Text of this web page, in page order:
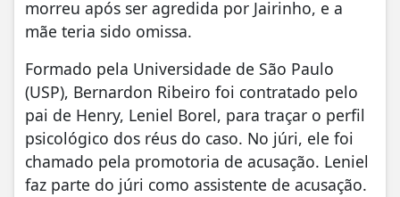
morreu após ser agredida por Jairinho, e a
mãe teria sido omissa.
Formado pela Universidade de São Paulo
(USP), Bernardon Ribeiro foi contratado pelo
pai de Henry, Leniel Borel, para traçar o perfil
psicológico dos réus do caso. No júri, ele foi
chamado pela promotoria de acusação. Leniel
faz parte do júri como assistente de acusação.